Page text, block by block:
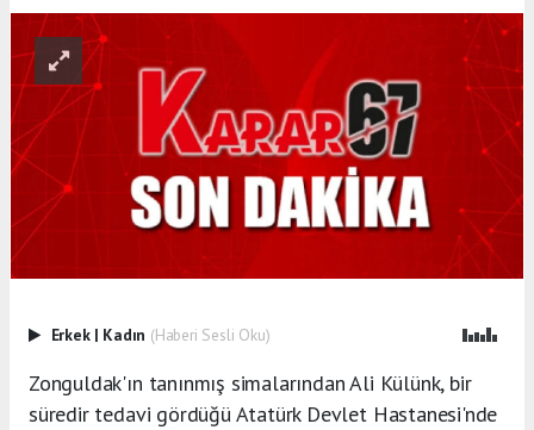
Erkek | Kadın (Haberi Sesli Oku)
Zonguldak'ın tanınmış simalarından Ali Külünk, bir
süredir tedavi gördüğü Atatürk Devlet Hastanesi'nde